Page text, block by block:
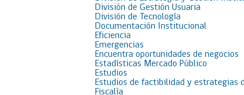
División de Gestión Usuaria
División de Tecnología
Documentación Institucional
Eficiencia
Emergencias
Encuentra oportunidades de negocios
Estadísticas Mercado Público
Estudios
Estudios de factibilidad y estrategias
Fiscalía